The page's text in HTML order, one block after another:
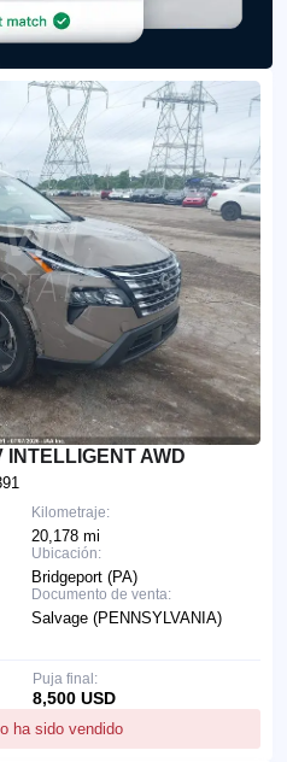
INTELLIGENT AWD
Kilometraje:
20,178 mi
Ubicación:
Bridgeport (PA)
Documento de venta:
Salvage (PENNSYLVANIA)
ha sido vendido
Puja final:
8,500 USD